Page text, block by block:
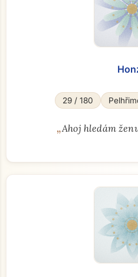
29 / 180
„Ahoj hledám